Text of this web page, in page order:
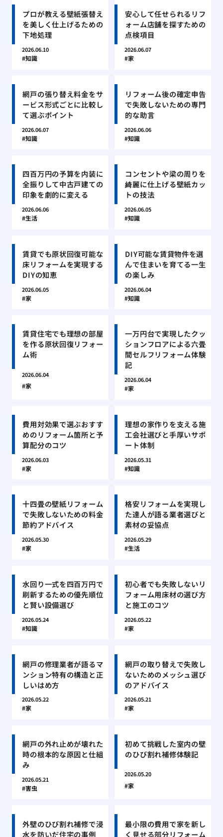
プロが教える壁紙張替え
を美しく仕上げるための
下地処理
2026.06.10
知識
安心して任せられるリフ
ォーム店舗を探すための
点検項目
2026.06.07
家
網戸の張り替え料金をサ
ービス形式ごとに比較し
て選ぶポイント
2026.06.07
知識
リフォーム後の確定申告
で失敗しないための専門
的な助言
2026.06.06
知識
四百万円の予算を内装に
全振りして中古戸建ての
印象を劇的に変える
2026.06.06
生活
コンセントや梁の周りを
綺麗に仕上げる壁紙カッ
トの技法
2026.06.05
知識
賃貸でも原状回復可能な
床リフォームを実現する
DIYの知恵
2026.06.05
家
DIY可能な賃貸物件を選
んで住まいを育てる一生
の楽しみ
2026.06.04
知識
賃貸住宅でも理想の部屋
を作る原状回復リフォー
ム術
2026.06.04
家
一万円台で実現したクッ
ションフロアによる六畳
間セルフリフォーム体験
記
2026.06.04
家
費用対効果で選ぶおすす
めのリフォーム箇所と予
算配分のコツ
2026.06.03
家
理想の家作りを支える施
工会社選びと手厚いサポ
ート体制
2026.05.31
知識
十四畳の壁紙リフォーム
で失敗しないための料金
節約アドバイス
2026.05.30
家
格安リフォームを実現し
た達人が語る業者選びと
素材の妥協点
2026.05.29
生活
水回り一式を四百万円で
刷新するための優先順位
と賢い設備選び
2026.05.24
知識
初心者でも失敗しないリ
フォーム用床材の選び方
と施工のコツ
2026.05.22
家
網戸の修理業者が語るマ
ンション特有の構造と正
しいはめ方
2026.05.22
家
網戸の取り替えで失敗し
ないためのメッシュ選び
のアドバイス
2026.05.21
家
網戸の外れ止めが壊れた
時の根本的な原因と仕組
み
2026.05.21
害虫
初めて挑戦した室内の壁
のひび割れ補修体験記
2026.05.20
家
外壁のひび割れ補修で浸
水を防いだ住宅の事例
最小限の費用で家を新し
く見せる部分リフォーム